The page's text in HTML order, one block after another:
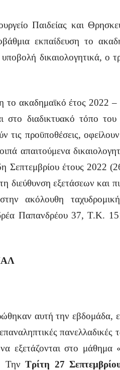
Παιδείας και
εκπαίδευση το
δικαιολογητικά,
το ακαδημαϊκό έτος 2022
διαδικτυακό τόπο
προϋποθέσεις,
απαιτούμενα
έτους 2022
εξετάσεων και
ακόλουθη
Παπανδρέου 37, Τ.Κ.
αυτή την εβδομάδα,
εξετάζονται στο
Την Τρίτη 27